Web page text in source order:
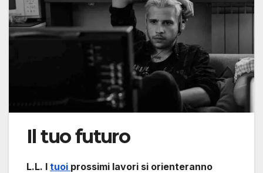
Il tuo futuro
L.L. I tuoi prossimi lavori si orienteranno